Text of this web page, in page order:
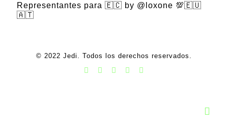
Representantes para 🇪🇨 by @loxone 💯🇪🇺
🇦🇹
© 2022 Jedi. Todos los derechos reservados.